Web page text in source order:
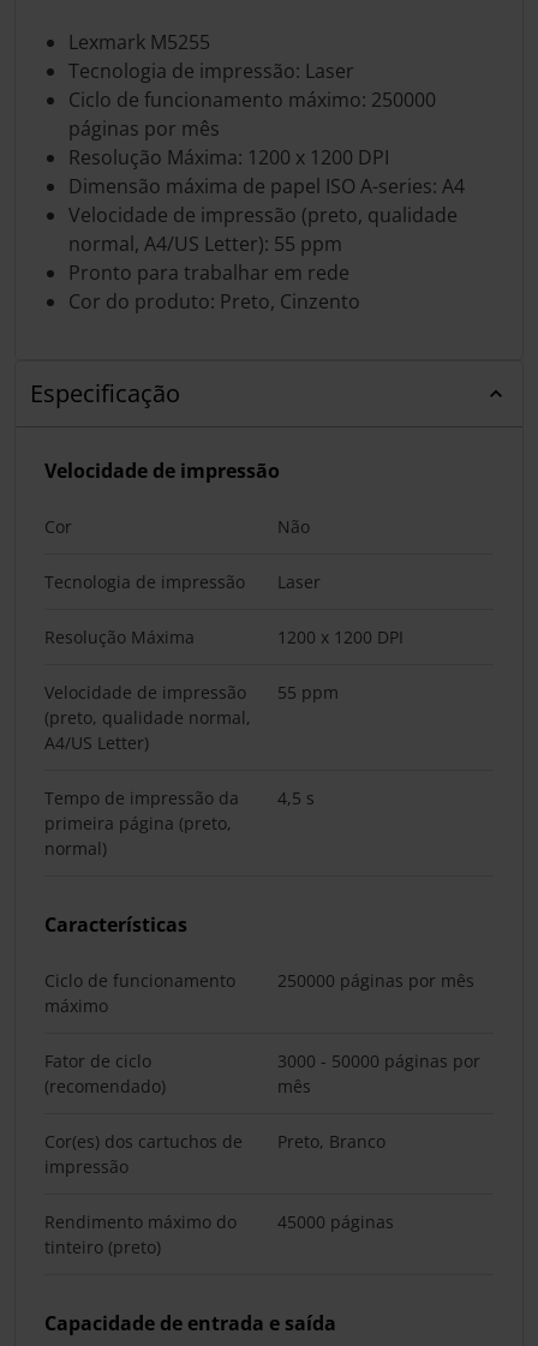
Lexmark M5255
Tecnologia de impressão: Laser
Ciclo de funcionamento máximo: 250000
páginas por mês
Resolução Máxima: 1200 x 1200 DPI
Dimensão máxima de papel ISO A-series: A4
Velocidade de impressão (preto, qualidade
normal, A4/US Letter): 55 ppm
Pronto para trabalhar em rede
Cor do produto: Preto, Cinzento
Especificação
Velocidade de impressão
Cor Não
Tecnologia de impressão Laser
Resolução Máxima 1200 x 1200 DPI
Velocidade de impressão
(preto, qualidade normal,
A4/US Letter)
55 ppm
Tempo de impressão da
primeira página (preto,
normal)
4,5 s
Características
Ciclo de funcionamento
máximo
250000 páginas por mês
Fator de ciclo
(recomendado)
3000 - 50000 páginas por
mês
Cor(es) dos cartuchos de
impressão
Preto, Branco
Rendimento máximo do
tinteiro (preto)
45000 páginas
Capacidade de entrada e saída